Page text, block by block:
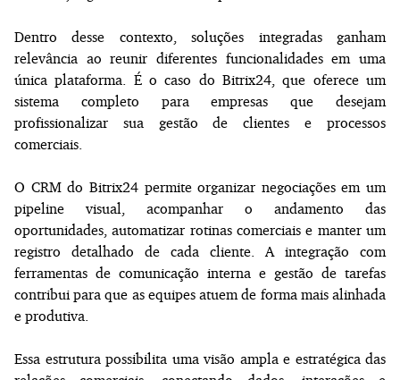
Dentro desse contexto, soluções integradas ganham
relevância ao reunir diferentes funcionalidades em uma
única plataforma. É o caso do Bitrix24, que oferece um
sistema completo para empresas que desejam
profissionalizar sua gestão de clientes e processos
comerciais.
O CRM do Bitrix24 permite organizar negociações em um
pipeline visual, acompanhar o andamento das
oportunidades, automatizar rotinas comerciais e manter um
registro detalhado de cada cliente. A integração com
ferramentas de comunicação interna e gestão de tarefas
contribui para que as equipes atuem de forma mais alinhada
e produtiva.
Essa estrutura possibilita uma visão ampla e estratégica das